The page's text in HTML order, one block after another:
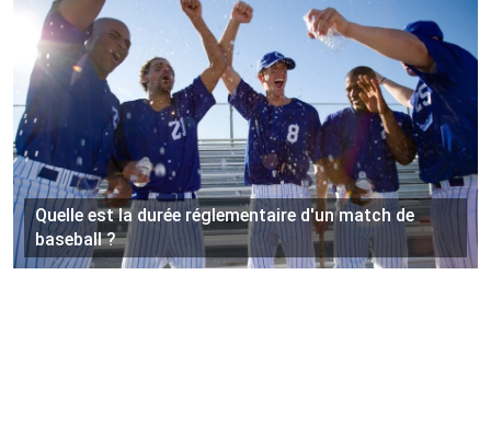
Quelle est la durée réglementaire d'un match de
baseball ?